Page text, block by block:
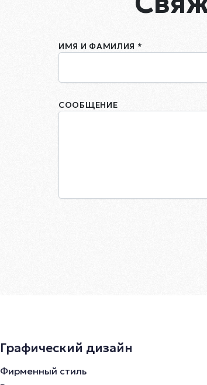
ИМЯ И ФАМИЛИЯ *
СООБЩЕНИЕ
Графический дизайн
Фирменный стиль